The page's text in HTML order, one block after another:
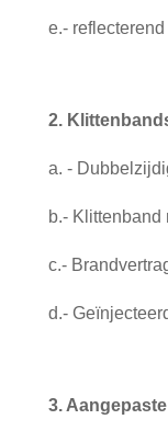
e.-
2.
a. -
b.- Klittenband
c.-
d.-
3.